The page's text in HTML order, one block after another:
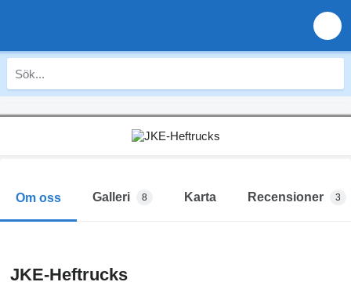
Om oss Galleri 8 Karta Recensioner 3
JKE-Heftrucks